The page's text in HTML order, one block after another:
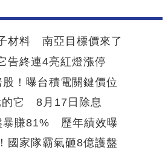
材料 南亞目標價來了
終連4亮紅燈漲停
！曝台積電關鍵價位
的它 8月17日除息
暴賺81% 歷年績效曝
國家隊霸氣砸8億護盤